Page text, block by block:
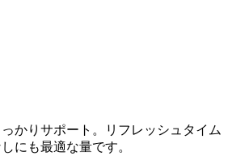
かりサポート。リフレッシュタイム
にも最適な量です。